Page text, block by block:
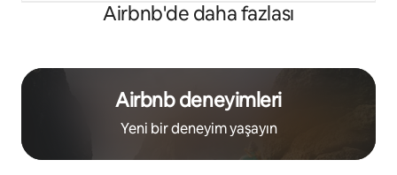
Airbnb'de daha fazlası
Airbnb deneyimleri
Yeni bir deneyim yaşayın